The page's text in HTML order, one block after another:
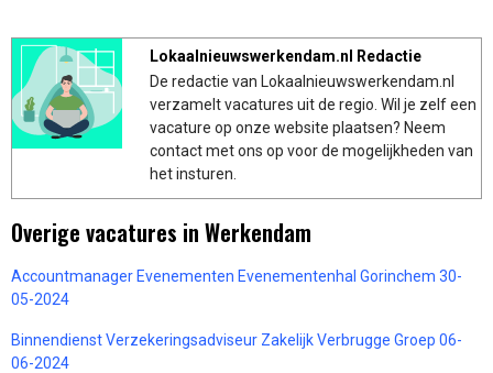
Lokaalnieuwswerkendam.nl Redactie
De redactie van Lokaalnieuwswerkendam.nl
verzamelt vacatures uit de regio. Wil je zelf een
vacature op onze website plaatsen? Neem
contact met ons op voor de mogelijkheden van
het insturen.
Overige vacatures in Werkendam
Accountmanager Evenementen Evenementenhal Gorinchem 30-
05-2024
Binnendienst Verzekeringsadviseur Zakelijk Verbrugge Groep 06-
06-2024